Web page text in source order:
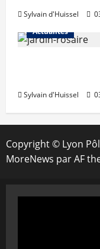
Sylvain d'Huissel
Actualités
Sylvain d'Huissel
Copyright © Lyon
MoreNews par AF